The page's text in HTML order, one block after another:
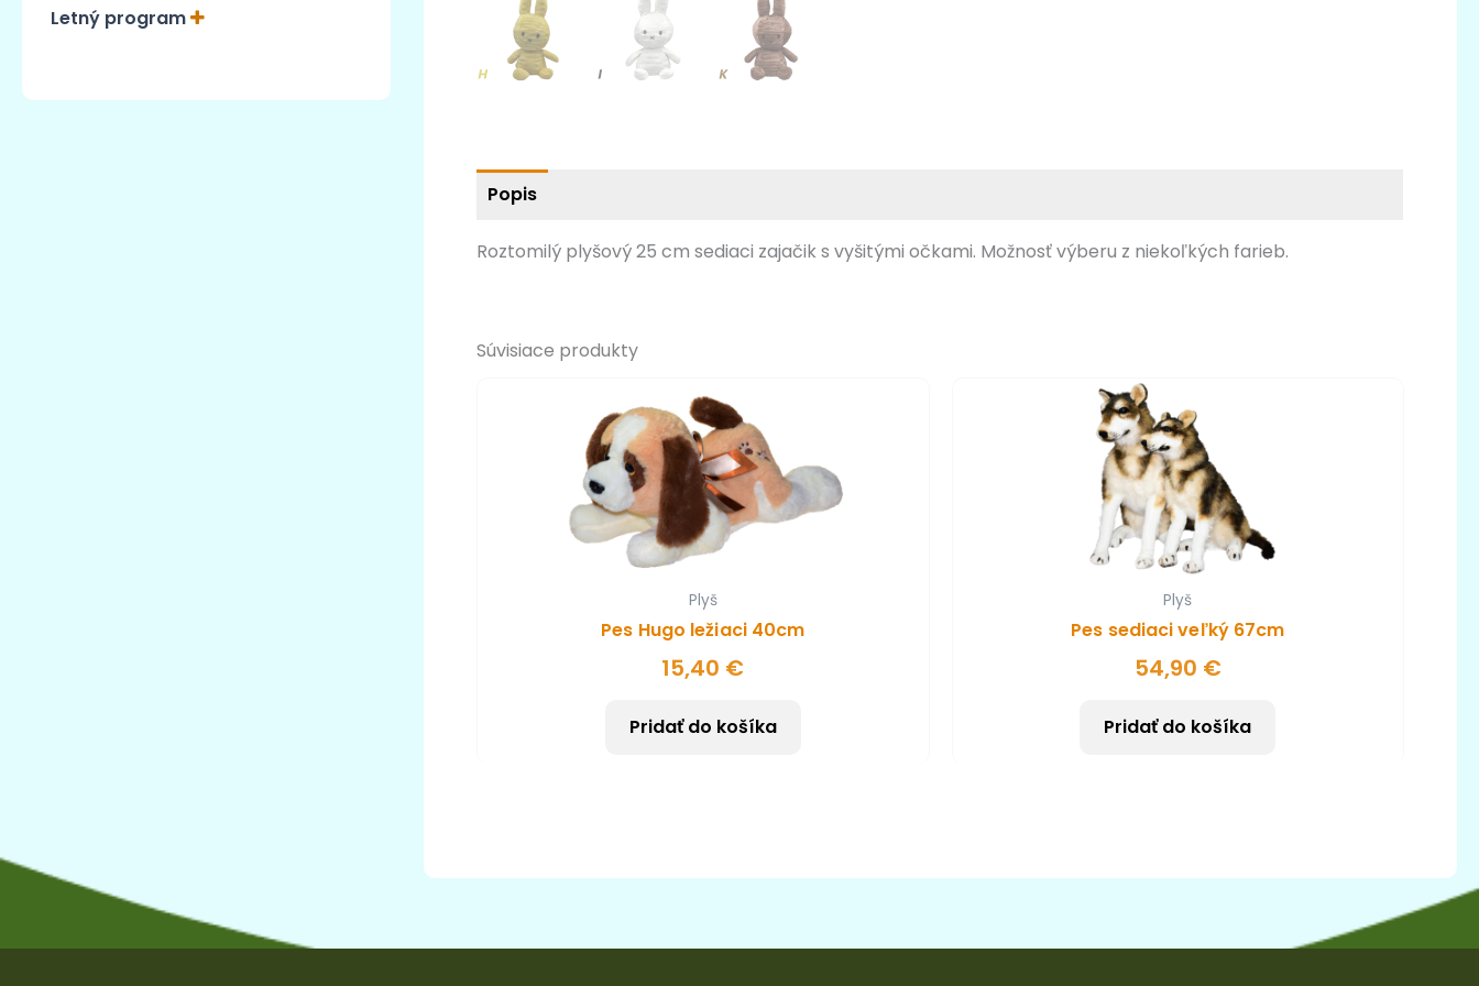
Letný program
Popis
Roztomilý plyšový 25 cm sediaci zajačik s vyšitými očkami. Možnosť výberu z niekoľkých farieb.
Súvisiace produkty
Plyš
Pes Hugo ležiaci 40cm
15,40 €
Pridať do košíka
Plyš
Pes sediaci veľký 67cm
54,90 €
Pridať do košíka